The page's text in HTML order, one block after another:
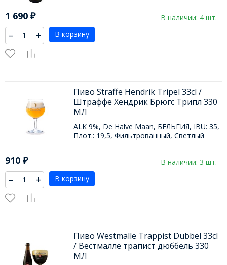
1 690 ₽ В наличии: 4 шт.
– + В корзину
Пиво Straffe Hendrik Tripel 33cl /
Штраффе Хендрик Брюгс Трипл 330
МЛ
ALK 9%, De Halve Maan, БЕЛЬГИЯ, IBU: 35,
Плот.: 19,5, Фильтрованный, Светлый
910 ₽ В наличии: 3 шт.
– + В корзину
Пиво Westmalle Trappist Dubbel 33cl
/ Вестмалле трапист дюббель 330
МЛ